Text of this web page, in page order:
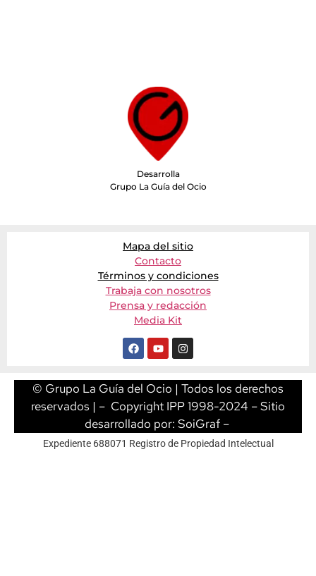
Desarrolla
Grupo La Guía del Ocio
Mapa del sitio
Contacto
Términos y condiciones
Trabaja con nosotros
Prensa y redacción
Media Kit
© Grupo La Guía del Ocio | Todos los derechos
reservados | – Copyright IPP 1998-2024 – Sitio
desarrollado por: SoiGraf–
Expediente 688071 Registro de Propiedad Intelectual